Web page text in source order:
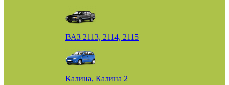
ВАЗ 2113, 2114, 2115
Калина, Калина 2